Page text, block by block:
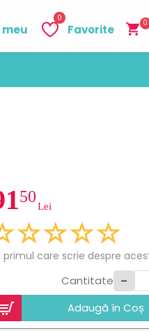
Favorite
0
0
50
Lei
primul care scrie despre
Cantitate -
Adaugã în Coș